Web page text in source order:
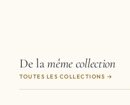
De lamême collection
TOUTES LES COLLECTIONS